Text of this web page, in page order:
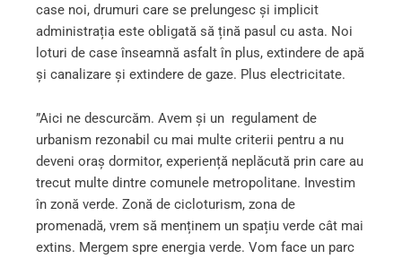
case noi, drumuri care se prelungesc și implicit
administrația este obligată să țină pasul cu asta. Noi
loturi de case înseamnă asfalt în plus, extindere de apă
și canalizare și extindere de gaze. Plus electricitate.
”Aici ne descurcăm. Avem și un regulament de
urbanism rezonabil cu mai multe criterii pentru a nu
deveni oraș dormitor, experiență neplăcută prin care au
trecut multe dintre comunele metropolitane. Investim
în zonă verde. Zonă de cicloturism, zona de
promenadă, vrem să menținem un spațiu verde cât mai
extins. Mergem spre energia verde. Vom face un parc